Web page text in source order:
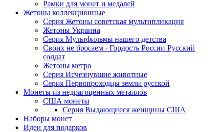
Рамки для монет и медалей
Жетоны коллекционные
Серия Жетоны советская мультипликация
Жетоны Украина
Серия Мультфильмы нашего детства
Своих не бросаем - Гордость России Русский
солдат
Жетоны метро
Серия Исчезнувшие животные
Серия Первопроходцы земли русской
Монеты из недрагоценных металлов
США монеты
Серия Выдающиеся женщины США
Наборы монет
Идеи для подарков